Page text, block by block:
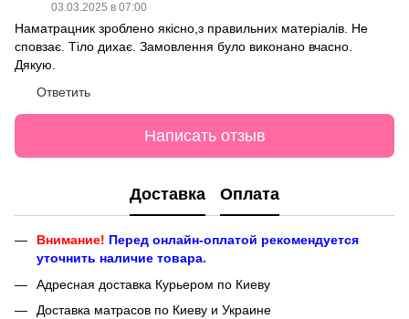
03.03.2025 в 07:00
Наматрацник зроблено якісно,з правильних матеріалів. Не
сповзає. Тіло дихає. Замовлення було виконано вчасно.
Дякую.
Ответить
Написать отзыв
Доставка Оплата
Внимание! Перед онлайн-оплатой рекомендуется
уточнить наличие товара.
Адресная доставка Курьером по Киеву
Доставка матрасов по Киеву и Украине